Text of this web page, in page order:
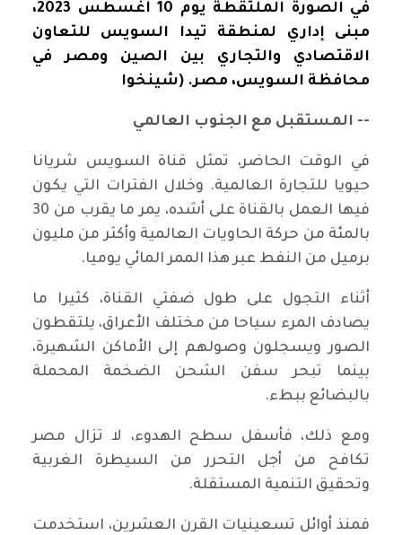
في الصورة الملتقطة يوم 10 أغسطس 2023،
مبنى إداري لمنطقة تيدا السويس للتعاون
الاقتصادي والتجاري بين الصين ومصر في
محافظة السويس، مصر. (شينخوا
-- المستقبل مع الجنوب العالمي
في الوقت الحاضر، تمثل قناة السويس شريانا
حيويا للتجارة العالمية. وخلال الفترات التي يكون
فيها العمل بالقناة على أشده، يمر ما يقرب من 30
بالمئة من حركة الحاويات العالمية وأكثر من مليون
برميل من النفط عبر هذا الممر المائي يوميا.
أثناء التجول على طول ضفتي القناة، كثيرا ما
يصادف المرء سياحا من مختلف الأعراق، يلتقطون
الصور ويسجلون وصولهم إلى الأماكن الشهيرة،
بينما تبحر سفن الشحن الضخمة المحملة
بالبضائع ببطء.
ومع ذلك، فأسفل سطح الهدوء، لا تزال مصر
تكافح من أجل التحرر من السيطرة الغربية
وتحقيق التنمية المستقلة.
فمنذ أوائل تسعينيات القرن العشرين، استخدمت